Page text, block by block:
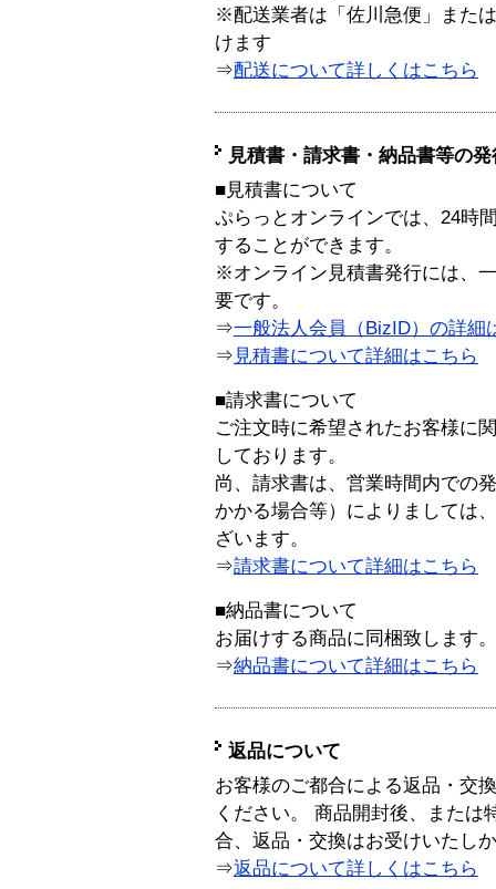
※配送業者は「佐川急便」また
けます
⇒配送について詳しくはこちら
見積書・請求書・納品書等の
■見積書について
ぷらっとオンラインでは、24時
することができます。
※オンライン見積書発行には、
要です。
⇒一般法人会員（BizID）の詳細
⇒ 見積書について詳細はこちら
■請求書について
ご注文時に希望されたお客様に
しております。
尚、請求書は、営業時間内での
かかる場合等）によりましては
ざいます。
⇒請求書について詳細はこちら
■納品書について
お届けする商品に同梱致します。
⇒納品書について詳細はこちら
返品について
お客様のご都合による返品・交
ください。 商品開封後、または
合、返品・交換はお受けいたし
⇒返品について詳しくはこちら